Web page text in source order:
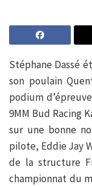
Stéphane Dassé
son poulain
podium
9MM Bud Racing
sur une bonne
pilote, Eddie Jay
de la structure
championnat du